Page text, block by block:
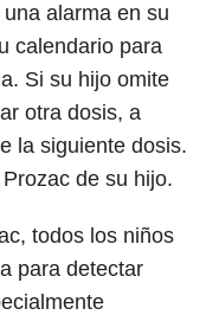
alarma en su
calendario para
Si su hijo omite
otra dosis, a
la siguiente dosis.
de su hijo.
todos los niños
para detectar